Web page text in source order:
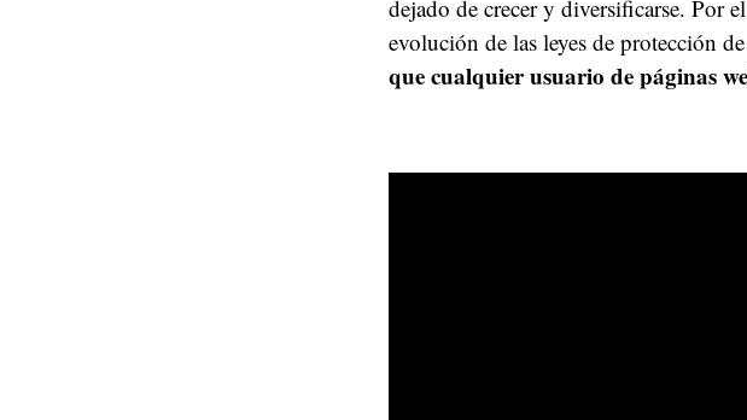
dejado de crecer y diversificarse. Por
evolución de las leyes de protección
que cualquier usuario de páginas